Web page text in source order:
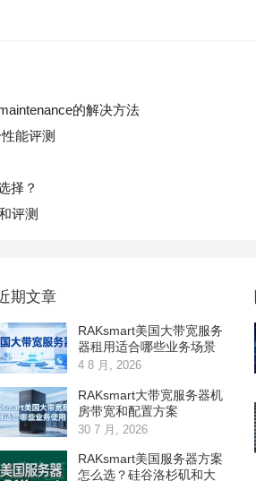
的解决方法
能评测
择？
评测
期文章
RAKsmart美国大带宽服务
器租用适合哪些业务场景
4 8 月, 2026
RAKsmart大带宽服务器机
房带宽和配置方案
30 7 月, 2026
RAKsmart美国服务器方案
怎么选？硅谷洛杉矶和大